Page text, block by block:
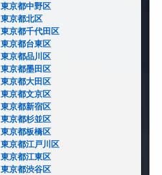
東京都中野区
東京都北区
東京都千代田区
東京都台東区
東京都品川区
東京都墨田区
東京都大田区
東京都文京区
東京都新宿区
東京都杉並区
東京都板橋区
東京都江戸川区
東京都江東区
東京都渋谷区